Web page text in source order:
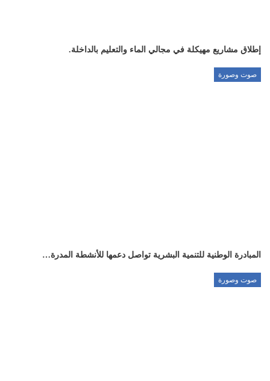
إطلاق مشاريع مهيكلة في مجالي الماء والتعليم بالداخلة.
صوت وصورة
المبادرة الوطنية للتنمية البشرية تواصل دعمها للأنشطة المدرة…
صوت وصورة